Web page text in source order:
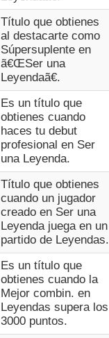
Título que obtienes
al destacarte como
Súpersuplente en
ã€ŒSer una
Leyendaã€.
Es un título que
obtienes cuando
haces tu debut
profesional en Ser
una Leyenda.
Título que obtienes
cuando un jugador
creado en Ser una
Leyenda juega en un
partido de Leyendas.
Es un título que
obtienes cuando la
Mejor combin. en
Leyendas supera los
3000 puntos.